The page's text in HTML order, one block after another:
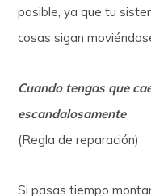
posible, ya que tu
cosas sigan
Cuando tengas que
escandalosamente
(Regla de reparación)
Si pasas tiempo